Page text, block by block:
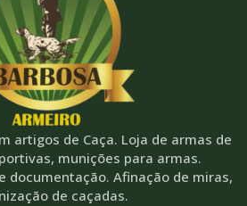
artigos de Caça. Loja de armas de
munições para armas.
documentação. Afinação de miras,
de caçadas.